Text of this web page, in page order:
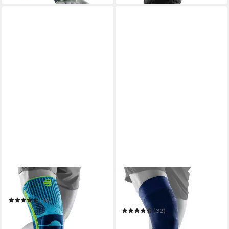
BAUERFEIND
Kniebandage Knee Support
(12)
ab 67,99 € UVP84,90 €
BAUERFEIND
Kniebandage Sports
Compression Knee Support
(32)
ab 34,92 € 44,90 €